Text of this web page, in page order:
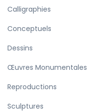
Calligraphies
Conceptuels
Dessins
Œuvres Monumentales
Reproductions
Sculptures